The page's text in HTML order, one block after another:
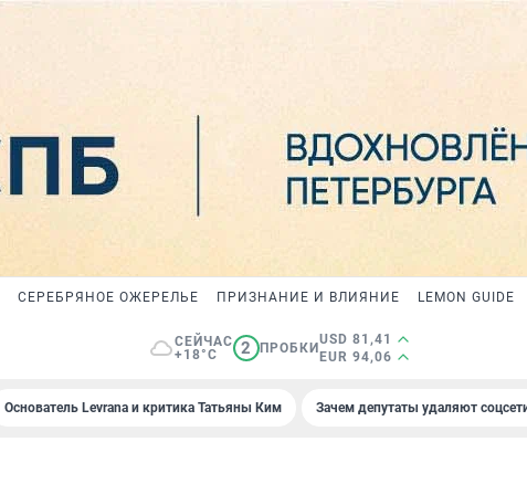
СЕРЕБРЯНОЕ ОЖЕРЕЛЬЕ ПРИЗНАНИЕ И ВЛИЯНИЕ LEMON GUIDE
СЕЙЧАС
+18°C
2 ПРОБКИ
USD 81,41
EUR 94,06
Основатель Levrana и критика Татьяны Ким Зачем депутаты удаляют